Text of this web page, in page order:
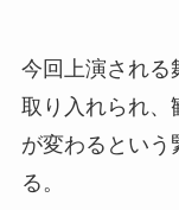
今回上演される
取り入れられ、
が変わるという
る。